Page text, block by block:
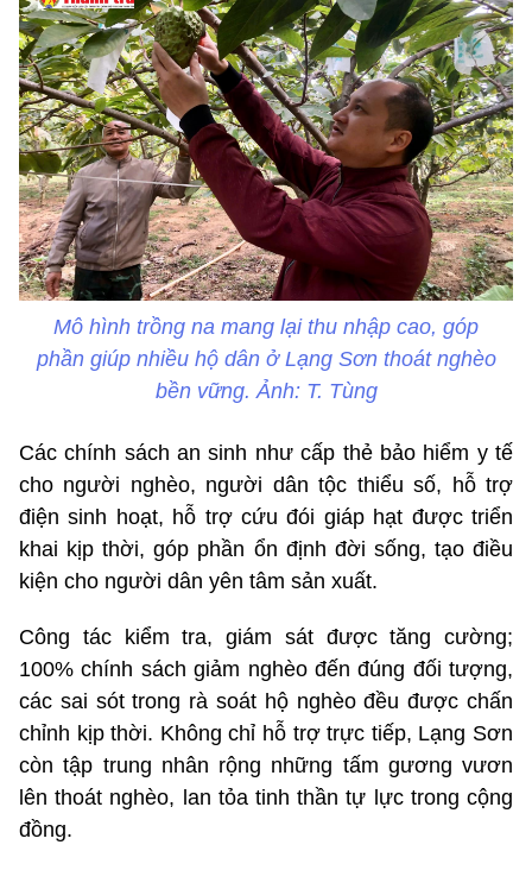
Mô hình trồng na mang lại thu nhập cao, góp
phần giúp nhiều hộ dân ở Lạng Sơn thoát nghèo
bền vững. Ảnh: T. Tùng
Các chính sách an sinh như cấp thẻ bảo hiểm y tế
cho người nghèo, người dân tộc thiểu số, hỗ trợ
điện sinh hoạt, hỗ trợ cứu đói giáp hạt được triển
khai kịp thời, góp phần ổn định đời sống, tạo điều
kiện cho người dân yên tâm sản xuất.
Công tác kiểm tra, giám sát được tăng cường;
100% chính sách giảm nghèo đến đúng đối tượng,
các sai sót trong rà soát hộ nghèo đều được chấn
chỉnh kịp thời. Không chỉ hỗ trợ trực tiếp, Lạng Sơn
còn tập trung nhân rộng những tấm gương vươn
lên thoát nghèo, lan tỏa tinh thần tự lực trong cộng
đồng.